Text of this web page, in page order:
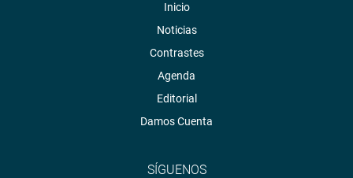
Inicio
Noticias
Contrastes
Agenda
Editorial
Damos Cuenta
SÍGUENOS